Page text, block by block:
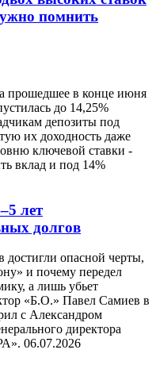
помнить
прошедшее в конце июня
до 14,25%
депозиты под
их доходность даже
ключевой ставки -
вклад и под 14%
лет
долгов
достигли опасной черты,
и почему передел
а лишь убьет
«Б.О.» Павел Самиев в
с Александром
директора
06.07.2026